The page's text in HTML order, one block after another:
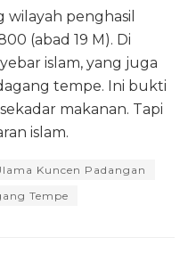
penghasil
(abad 19 M). Di
islam, yang juga
tempe. Ini bukti
makanan. Tapi
islam.
Kuncen Padangan
Tempe